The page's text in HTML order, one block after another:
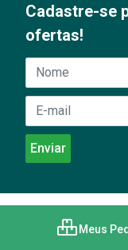
Cadastre-se
ofertas!
Meus